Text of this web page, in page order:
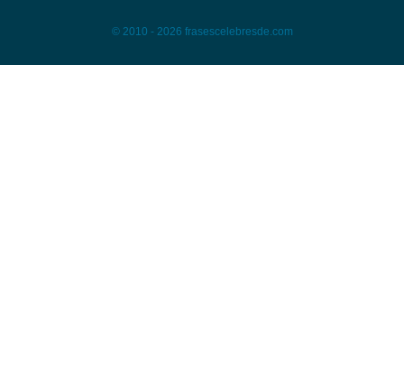
© 2010 - 2026 frasescelebresde.com